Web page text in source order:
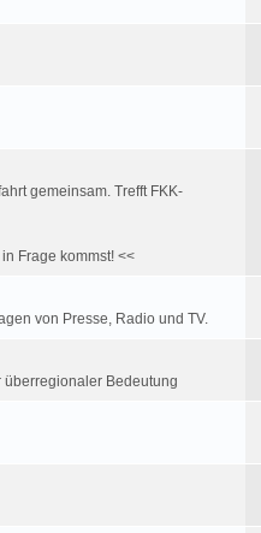
gemeinsam. Trefft FKK-
Frage kommst! <<
von Presse, Radio und TV.
überregionaler Bedeutung